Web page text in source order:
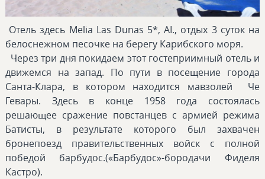
Отель здесь Melia Las Dunas 5*, AI., отдых 3 суток на
белоснежном песочке на берегу Карибского моря.
Через три дня покидаем этот гостеприимный отель и
движемся на запад. По пути в посещение города
Санта-Клара, в котором находится мавзолей Че
Гевары. Здесь в конце 1958 года состоялась
решающее сражение повстанцев с армией режима
Батисты, в результате которого был захвачен
бронепоезд правительственных войск с полной
победой барбудос.(«Барбудос»-бородачи Фиделя
Кастро).